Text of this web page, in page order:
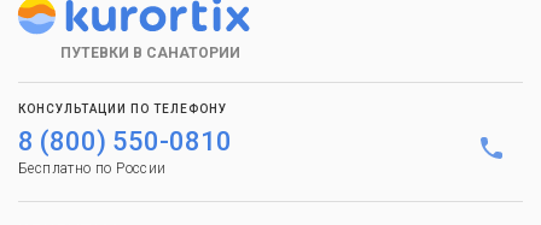
ПУТЕВКИ В САНАТОРИИ
КОНСУЛЬТАЦИИ ПО ТЕЛЕФОНУ
8 (800) 550-0810
Бесплатно по России